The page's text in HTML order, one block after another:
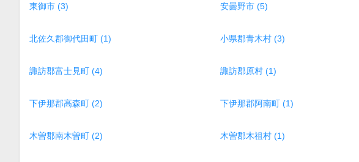
東御市 (3) 安曇野市 (5)
北佐久郡御代田町 (1) 小県郡青木村 (3)
諏訪郡富士見町 (4) 諏訪郡原村 (1)
下伊那郡高森町 (2) 下伊那郡阿南町 (1)
木曽郡南木曽町 (2) 木曽郡木祖村 (1)